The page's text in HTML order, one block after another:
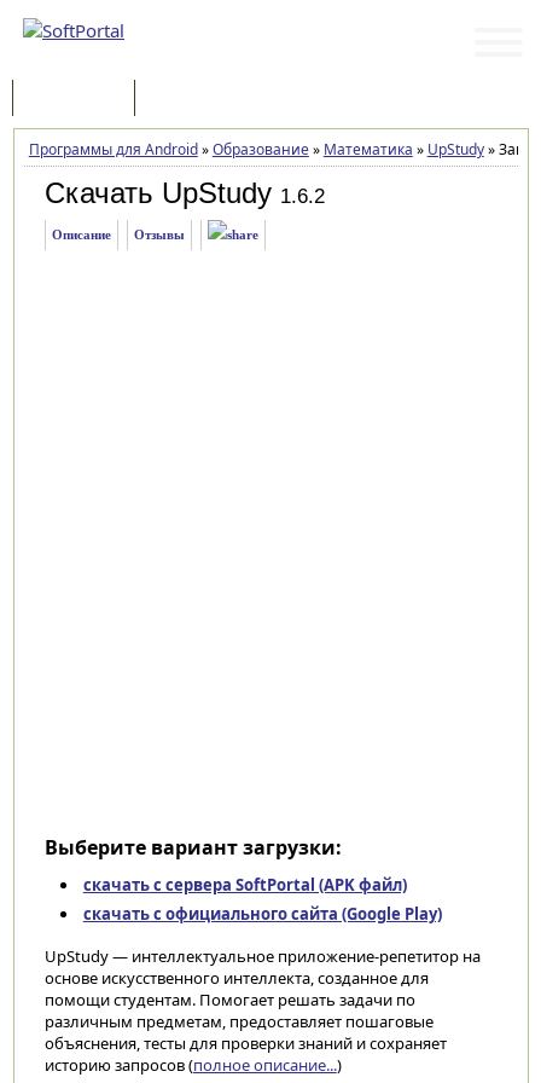
Программы для Android»Образование» Математика » UpStudy»
Скачать UpStudy 1.6.2
Описание Отзывы
Выберите вариант загрузки:
скачать с сервера SoftPortal (APK файл)
скачать с официального сайта (Google Play)
UpStudy — интеллектуальное приложение-репетитор на
основе искусственного интеллекта, созданное для
помощи студентам. Помогает решать задачи по
различным предметам, предоставляет пошаговые
объяснения, тесты для проверки знаний и сохраняет
историю запросов (полное описание...)